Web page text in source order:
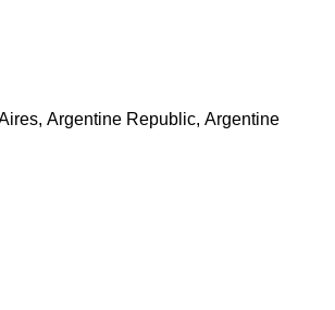
Argentine Republic, Argentine